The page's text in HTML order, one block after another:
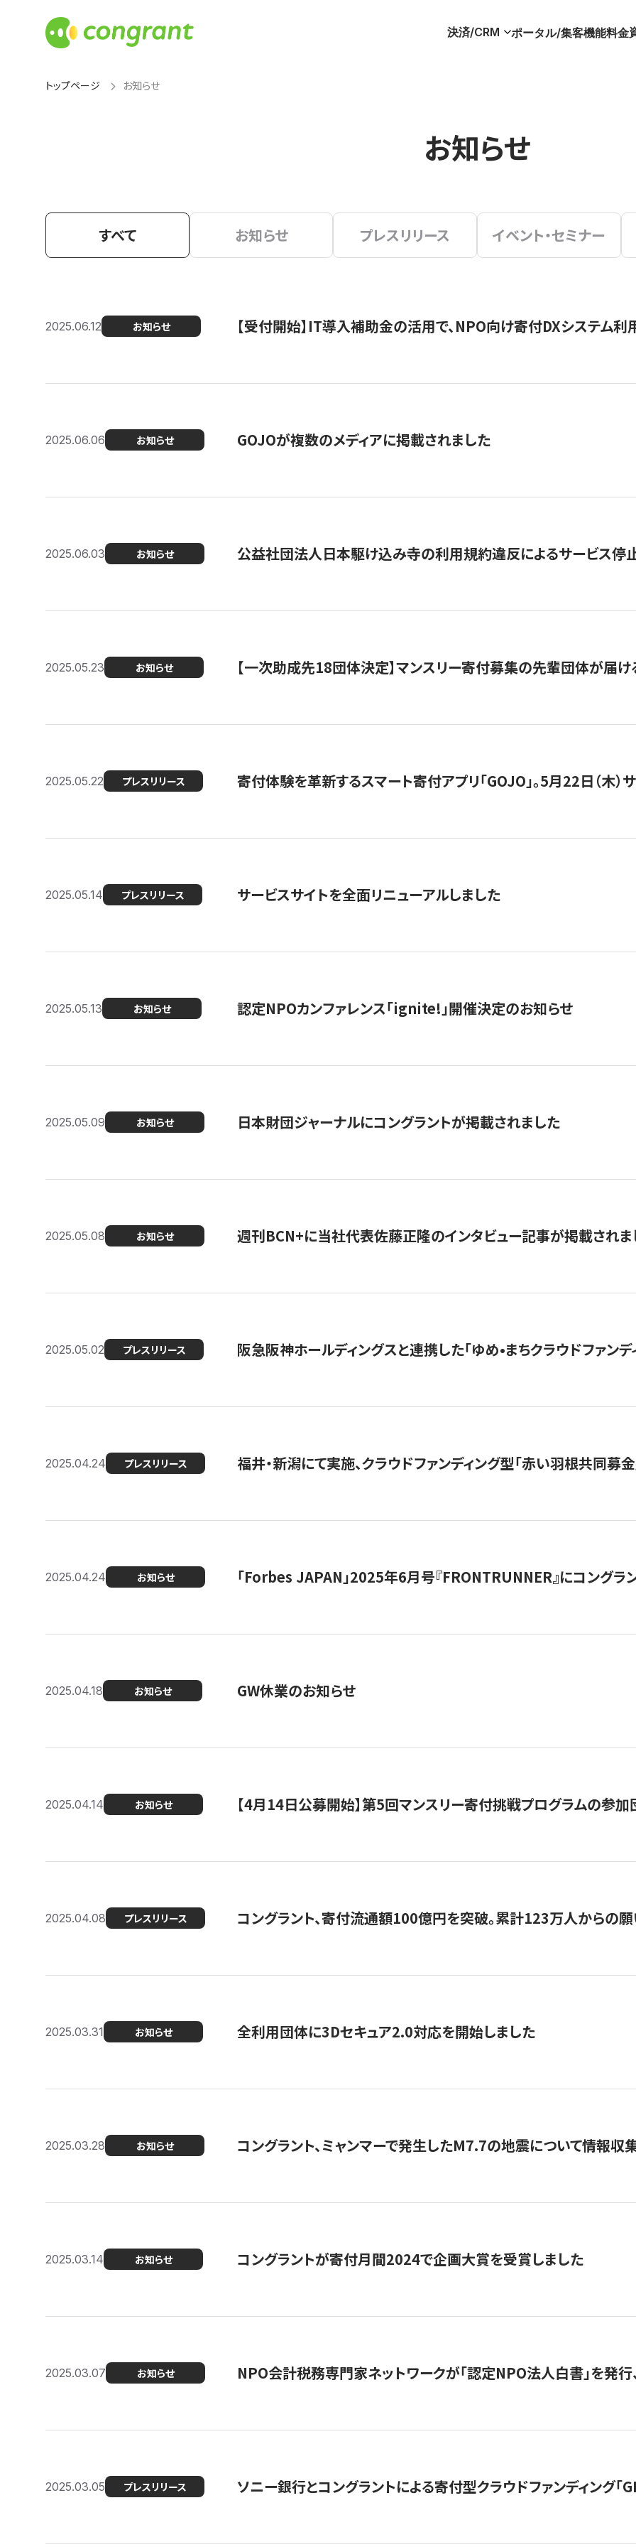
決済/CRM ポータル/集客機能料金
トップページ お知らせ
お知らせ
すべて お知らせ プレスリリース イベント・セミナー
2025.06.12 お知らせ 【受付開始】IT導入補助金の活用で、NPO向け寄付DXシステム
2025.06.06 お知らせ GOJOが複数のメディアに掲載されました
2025.06.03 お知らせ 公益社団法人日本駆け込み寺の利用規約違反によるサービス停
2025.05.23 お知らせ 【一次助成先18団体決定】マンスリー寄付募集の先輩団体が届
2025.05.22 プレスリリース 寄付体験を革新するスマート寄付アプリ「GOJO」。5月22日（木）
2025.05.14 プレスリリース サービスサイトを全面リニューアルしました
2025.05.13 お知らせ 認定NPOカンファレンス「ignite!」開催決定のお知らせ
2025.05.09 お知らせ 日本財団ジャーナルにコングラントが掲載されました
2025.05.08 お知らせ 週刊BCN+に当社代表佐藤正隆のインタビュー記事が掲載されま
2025.05.02 プレスリリース 阪急阪神ホールディングスと連携した「ゆめ•まちクラウドファン
2025.04.24 プレスリリース 福井・新潟にて実施、クラウドファンディング型「赤い羽根共同
2025.04.24 お知らせ 「Forbes JAPAN」2025年6月号『FRONTRUNNER』にコングラ
2025.04.18 お知らせ GW休業のお知らせ
2025.04.14 お知らせ 【4月14日公募開始】第5回マンスリー寄付挑戦プログラムの参
2025.04.08 プレスリリース コングラント、寄付流通額100億円を突破。累計123万人からの
2025.03.31 お知らせ 全利用団体に3Dセキュア2.0対応を開始しました
2025.03.28 お知らせ コングラント、ミャンマーで発生したM7.7の地震について情報収
2025.03.14 お知らせ コングラントが寄付月間2024で企画大賞を受賞しました
2025.03.07 お知らせ NPO会計税務専門家ネットワークが「認定NPO法人白書」を発
2025.03.05 プレスリリース ソニー銀行とコングラントによる寄付型クラウドファンディング